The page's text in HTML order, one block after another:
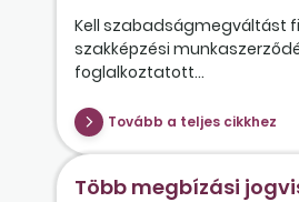
Kell szabadságmegváltást
szakképzési
foglalkoztatott...
Tovább a teljes cikkhez
Több megbízási